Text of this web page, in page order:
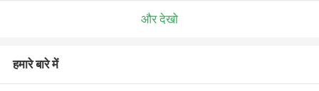
और देखो
हमारे बारे में